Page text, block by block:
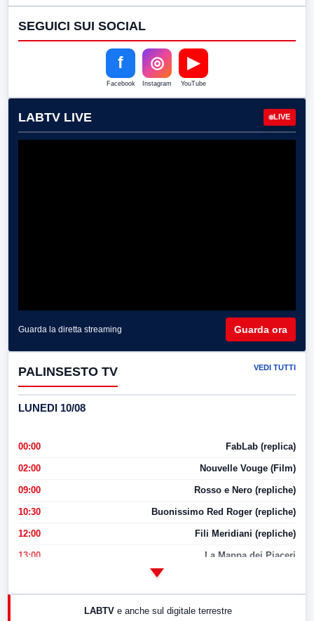
SEGUICI SUI SOCIAL
f
Facebook
◎
Instagram
▶
YouTube
LABTV LIVE LIVE
Guarda la diretta streaming Guarda ora
PALINSESTO TV VEDI TUTTI
LUNEDI 10/08
00:00 FabLab (replica)
02:00 Nouvelle Vouge (Film)
09:00 Rosso e Nero (repliche)
10:30 Buonissimo Red Roger (repliche)
12:00 Fili Meridiani (repliche)
13:00 La Mappa dei Piaceri
17:00 LabNews (replica)
LABTV e anche sul digitale terrestre